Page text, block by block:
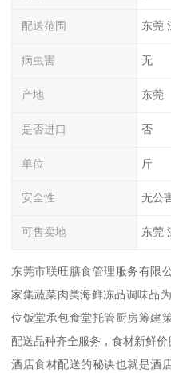
配送范围 东莞
病虫害 无
产地 东莞
是否进口 否
单位 斤
安全性 无公
可售卖地 东莞
东莞市联旺膳食管理服务有限
家集蔬菜肉类海鲜冻品调味品
位饭堂承包食堂托管厨房筹建
配送品种齐全服务，食材新鲜价
酒店食材配送的秘诀也就是酒